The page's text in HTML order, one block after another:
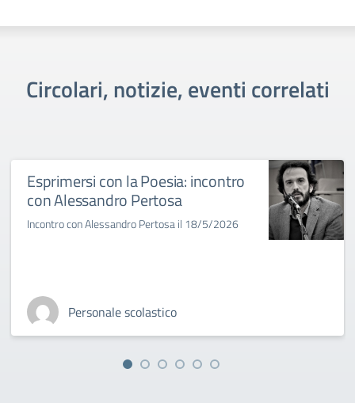
Circolari, notizie, eventi correlati
Esprimersi con la Poesia: incontro
con Alessandro Pertosa
Incontro con Alessandro Pertosa il 18/5/2026
Personale scolastico